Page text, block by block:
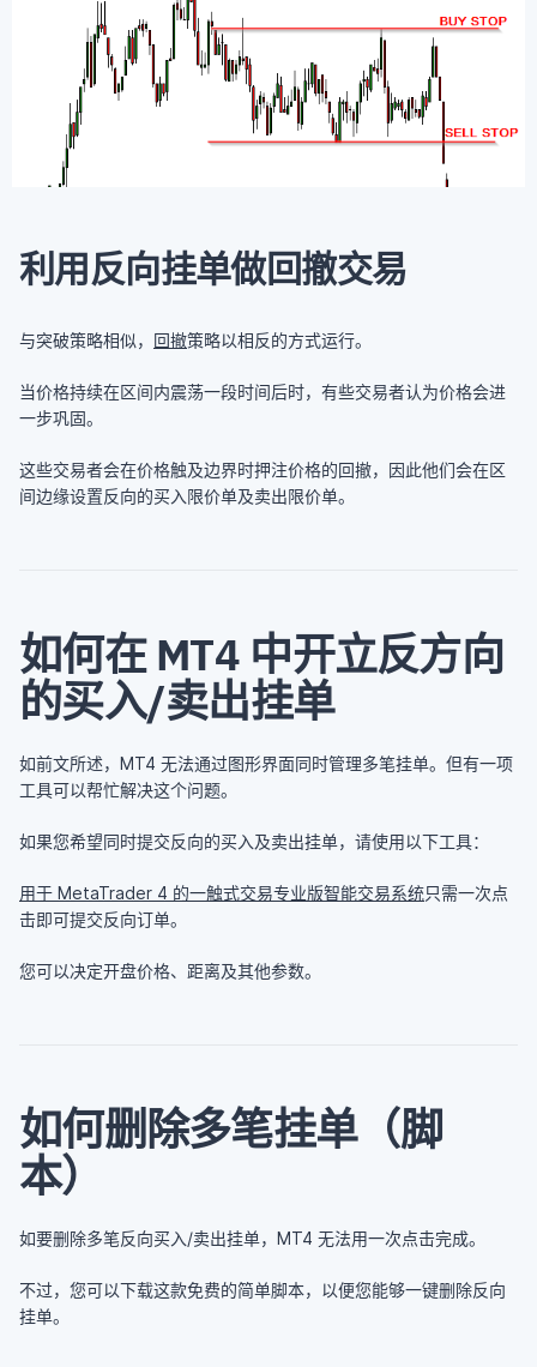
利用反向挂单做回撤交易
与突破策略相似， 回撤策略以相反的方式运行。
当价格持续在区间内震荡一段时间后时，有些交易者认为价格会进
一步巩固。
这些交易者会在价格触及边界时押注价格的回撤，因此他们会在区
间边缘设置反向的买入限价单及卖出限价单。
如何在 MT4 中开立反方向
的买入/卖出挂单
如前文所述，MT4 无法通过图形界面同时管理多笔挂单。但有一项
工具可以帮忙解决这个问题。
如果您希望同时提交反向的买入及卖出挂单，请使用以下工具：
用于 MetaTrader 4 的一触式交易专业版智能交易系统只需一次点
击即可提交反向订单。
您可以决定开盘价格、距离及其他参数。
如何删除多笔挂单（脚
本）
如要删除多笔反向买入/卖出挂单，MT4 无法用一次点击完成。
不过，您可以下载这款免费的简单脚本，以便您能够一键删除反向
挂单。